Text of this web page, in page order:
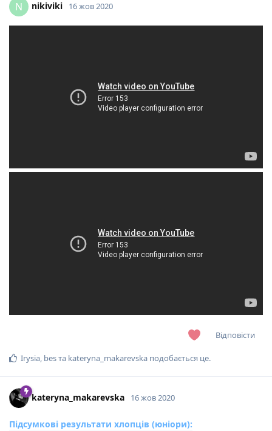
N nikiviki 16 жов 2020
Відповісти
Irysia, besта kateryna_makarevska подобається це.
kateryna_makarevska 16 жов 2020
Підсумкові результати хлопців (юніори):